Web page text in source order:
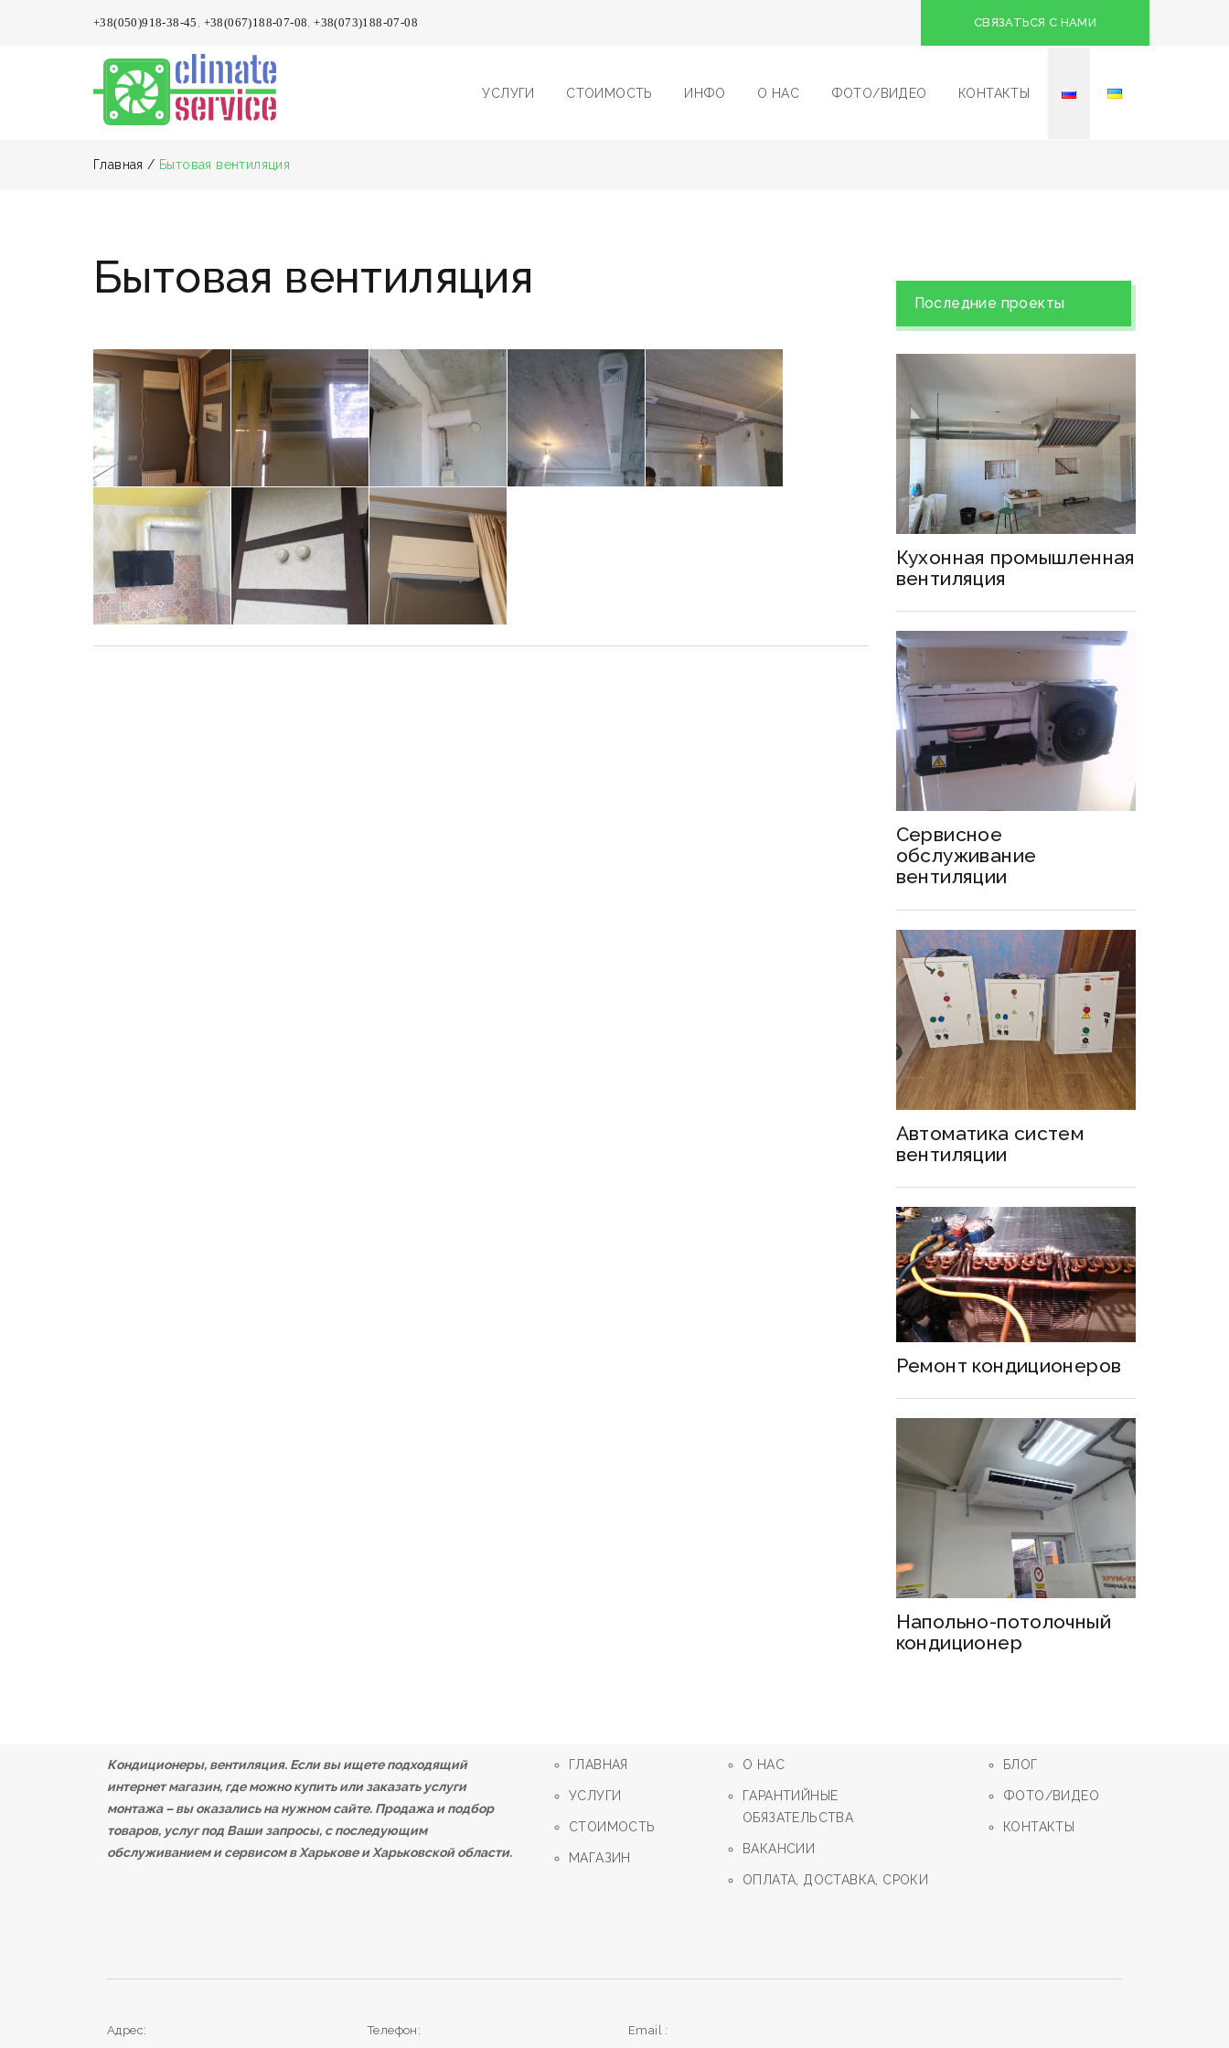
+38(050)918-38-45 , +38(067)188-07-08,+38(073)188-07-08 СВЯЗАТЬСЯ С НАМИ
УСЛУГИ СТОИМОСТЬ ИНФО О НАС ФОТО/ВИДЕО КОНТАКТЫ
Главная / Бытовая вентиляция
Бытовая вентиляция
Последние проекты
Кухонная промышленная
вентиляция
Сервисное
обслуживание
вентиляции
Автоматика систем
вентиляции
Ремонт кондиционеров
Напольно-потолочный
кондиционер
Кондиционеры, вентиляция. Если вы ищете подходящий
интернет магазин, где можно купить или заказать услуги
монтажа – вы оказались на нужном сайте. Продажа и подбор
товаров, услуг под Ваши запросы, с последующим
обслуживанием и сервисом в Харькове и Харьковской области.
ГЛАВНАЯ
УСЛУГИ
СТОИМОСТЬ
МАГАЗИН
О НАС
ГАРАНТИЙНЫЕ
ОБЯЗАТЕЛЬСТВА
ВАКАНСИИ
ОПЛАТА, ДОСТАВКА, СРОКИ
БЛОГ
ФОТО/ВИДЕО
КОНТАКТЫ
Адрес: Телефон: Email :